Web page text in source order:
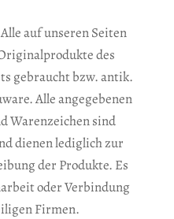
auf unseren Seiten
des
gebraucht bzw. antik.
Alle angegebenen
Warenzeichen sind
dienen lediglich zur
der Produkte. Es
oder Verbindung
Firmen.